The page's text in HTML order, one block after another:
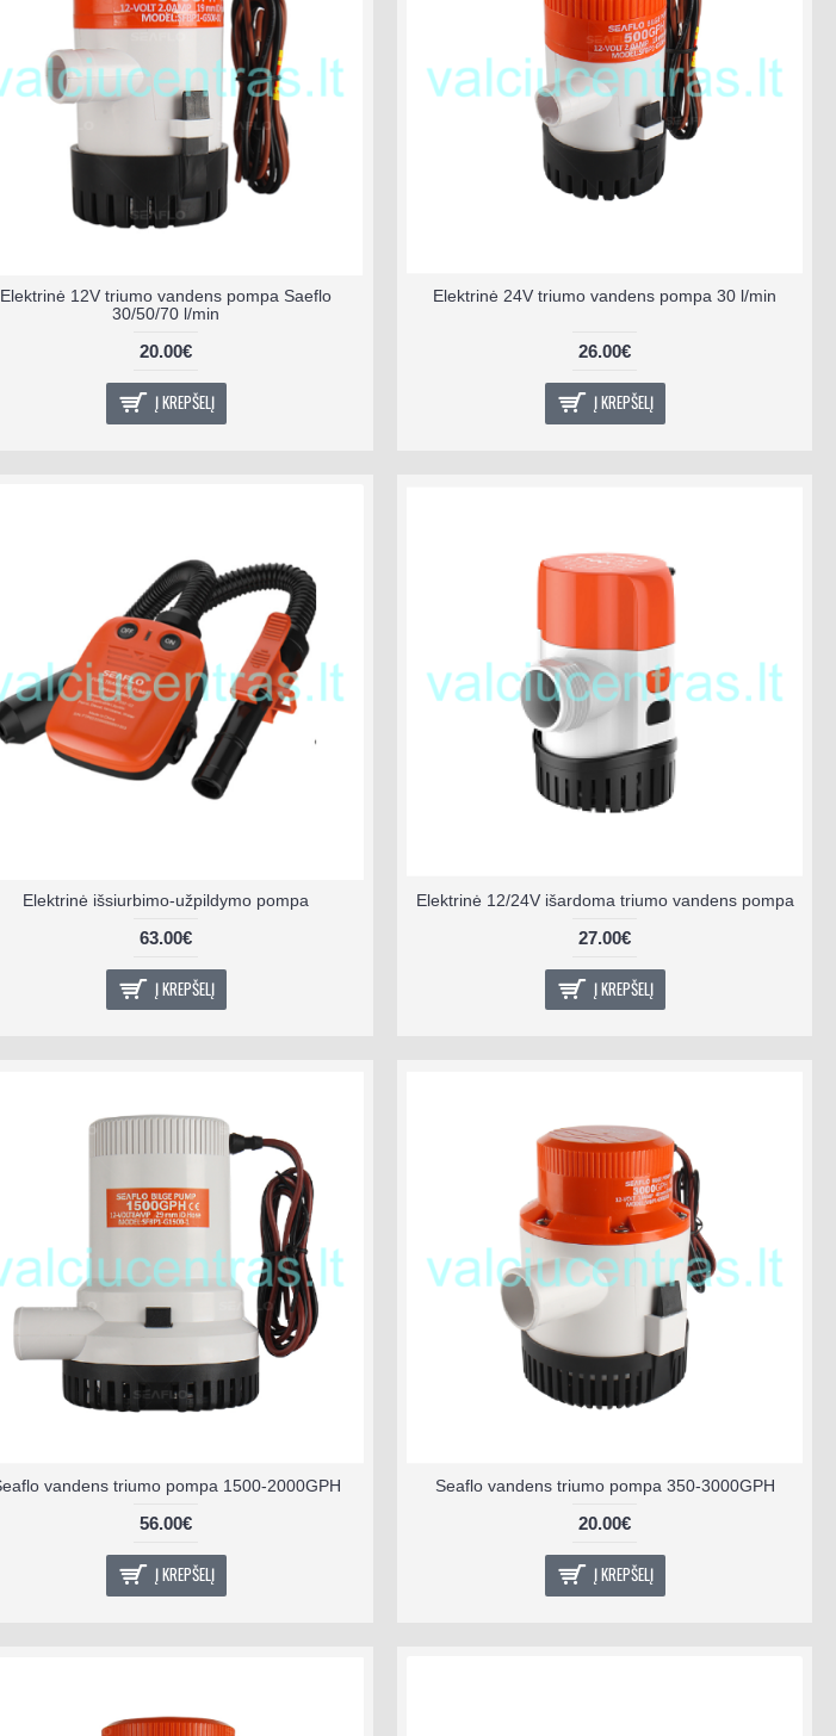
Elektrinė 12V triumo vandens pompa Saeflo
30/50/70 l/min
20.00€
Į KREPŠELĮ
Elektrinė 24V triumo vandens pompa 30 l/min
26.00€
Į KREPŠELĮ
Elektrinė išsiurbimo-užpildymo pompa
63.00€
Į KREPŠELĮ
Elektrinė 12/24V išardoma triumo vandens pompa
27.00€
Į KREPŠELĮ
vandens triumo pompa 1500-2000GPH
56.00€
Į KREPŠELĮ
Seaflo vandens triumo pompa 350-3000GPH
20.00€
Į KREPŠELĮ